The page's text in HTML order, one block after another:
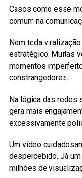
Casos como esse
comum na
Nem toda
estratégico. Muitas
momentos
constrangedores.
Na lógica das redes
gera mais
excessivamente
Um vídeo
despercebido. Já
milhões de